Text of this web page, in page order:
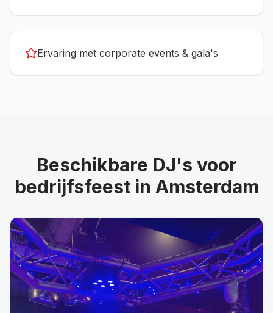
Ervaring met corporate events & gala's
Beschikbare DJ's voor
bedrijfsfeestin Amsterdam